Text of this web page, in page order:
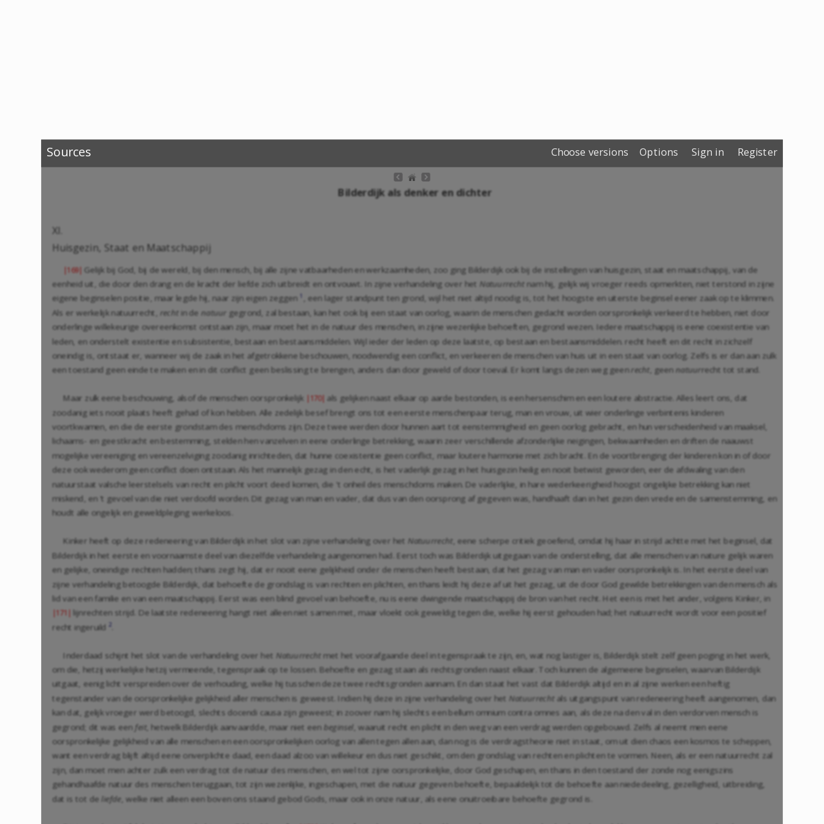
Sources Choose versions Options Sign in Register
Bilderdijk als denker en dichter
XI.
Huisgezin, Staat en Maatschappij
|169| Gelijk bij God, bij de wereld, bij den mensch, bij alle zijne vatbaarheden en werkzaamheden, zoo ging Bilderdijk ook bij de instellingen van huisgezin, staat en maatschappij, van de
eenheid uit, die door den drang en de kracht der liefde zich uitbreidt en ontvouwt. In zijne verhandeling over het Natuurrecht nam hij, gelijk wij vroeger reeds opmerkten, niet terstond in zijne
eigene beginselen positie, maar legde hij, naar zijn eigen zeggen 1 , een lager standpunt ten grond, wijl het niet altijd noodig is, tot het hoogste en uiterste beginsel eener zaak op te klimmen.
Als er werkelijk natuurrecht, recht in de natuur gegrond, zal bestaan, kan het ook bij een staat van oorlog, waarin de menschen gedacht worden oorspronkelijk verkeerd te hebben, niet door
onderlinge willekeurige overeenkomst ontstaan zijn, maar moet het in de natuur des menschen, in zijne wezenlijke behoeften, gegrond wezen. Iedere maatschappij is eene coexistentie van
leden, en onderstelt existentie en subsistentie, bestaan en bestaansmiddelen. Wijl ieder der leden op deze laatste, op bestaan en bestaansmiddelen. recht heeft en dit recht in zichzelf
oneindig is, ontstaat er, wanneer wij de zaak in het afgetrokkene beschouwen, noodwendig een conflict, en verkeeren de menschen van huis uit in een staat van oorlog. Zelfs is er dan aan zulk
een toestand geen einde te maken en in dit conflict geen beslissing te brengen, anders dan door geweld of door toeval. Er komt langs dezen weg geen recht , geen natuurrecht tot stand.
Maar zulk eene beschouwing, alsof de menschen oorspronkelijk |170| als gelijken naast elkaar op aarde bestonden, is een hersenschim en een loutere abstractie. Alles leert ons, dat
zoodanig iets nooit plaats heeft gehad of kon hebben. Alle zedelijk besef brengt ons tot een eerste menschenpaar terug, man en vrouw, uit wier onderlinge verbintenis kinderen
voortkwamen, en die de eerste grondstam des menschdoms zijn. Deze twee werden door hunnen aart tot eenstemmigheid en geen oorlog gebracht, en hun verscheidenheid van maaksel,
lichaams- en geestkracht en bestemming, stelden hen vanzelven in eene onderlinge betrekking, waarin zeer verschillende afzonderlijke neigingen, bekwaamheden en driften de naauwst
mogelijke vereeniging en vereenzelviging zoodanig inrichteden, dat hunne coexistentie geen conflict, maar loutere harmonie met zich bracht. En de voortbrenging der kinderen kon in of door
deze ook wederom geen conflict doen ontstaan. Als het mannelijk gezag in den echt, is het vaderlijk gezag in het huisgezin heilig en nooit betwist geworden, eer de afdwaling van den
natuurstaat valsche leerstelsels van recht en plicht voort deed komen, die 't onheil des menschdoms maken. De vaderlijke, in hare wederkeerigheid hoogst ongelijke betrekking kan niet
miskend, en 't gevoel van die niet verdoofd worden. Dit gezag van man en vader, dat dus van den oorsprong af gegeven was, handhaaft dan in het gezin den vrede en de samenstemming, en
houdt alle ongelijk en geweldpleging werkeloos.
Kinker heeft op deze redeneering van Bilderdijk in het slot van zijne verhandeling over het Natuurrecht , eene scherpe critiek geoefend, omdat hij haar in strijd achtte met het beginsel, dat
Bilderdijk in het eerste en voornaamste deel van diezelfde verhandeling aangenomen had. Eerst toch was Bilderdijk uitgegaan van de onderstelling, dat alle menschen van nature gelijk waren
en gelijke, oneindige rechten hadden; thans zegt hij, dat er nooit eene gelijkheid onder de menschen heeft bestaan, dat het gezag van man en vader oorspronkelijk is. In het eerste deel van
zijne verhandeling betoogde Bilderdijk, dat behoefte de grondslag is van rechten en plichten, en thans leidt hij deze af uit het gezag, uit de door God gewilde betrekkingen van den mensch als
lid van een familie en van een maatschappij. Eerst was een blind gevoel van behoefte, nu is eene dwingende maatschappij de bron van het recht. Het een is met het ander, volgens Kinker, in
|171| lijnrechten strijd. De laatste redeneering hangt niet alleen niet samen met, maar vloekt ook geweldig tegen die, welke hij eerst gehouden had; het natuurrecht wordt voor een positief
recht ingeruild
Inderdaad schijnt het slot van de verhandeling over het Natuurrecht met het voorafgaande deel in tegenspraak te zijn, en, wat nog lastiger is, Bilderdijk stelt zelf geen poging in het werk,
om die, hetzij werkelijke hetzij vermeende, tegenspraak op te lossen. Behoefte en gezag staan als rechtsgronden naast elkaar. Toch kunnen de algemeene beginselen, waarvan Bilderdijk
uitgaat, eenig licht verspreiden over de verhouding, welke hij tusschen deze twee rechtsgronden aannam. En dan staat het vast dat Bilderdijk altijd en in al zijne werken een heftig
tegenstander van de oorspronkelijke gelijkheid aller menschen is geweest. Indien hij deze in zijne verhandeling over het Natuurrecht als uitgangspunt van redeneering heeft aangenomen, dan
kan dat, gelijk vroeger werd betoogd, slechts docendi causa zijn geweest; in zoover nam hij slechts een bellum omnium contra omnes aan, als deze na den val in den verdorven mensch is
gegrond; dit was een feit , hetwelk Bilderdijk aanvaardde, maar niet een beginsel , waaruit recht en plicht in den weg van een verdrag werden opgebouwd. Zelfs al neemt men eene
oorspronkelijke gelijkheid van alle menschen en een oorspronkelijken oorlog van allen tegen allen aan, dan nog is de verdragstheorie niet in staat, om uit dien chaos een kosmos te scheppen,
want een verdrag blijft altijd eene onverplichte daad, een daad alzoo van willekeur en dus niet geschikt, om den grondslag van rechten en plichten te vormen. Neen, als er een natuurrecht zal
zijn, dan moet men achter zulk een verdrag tot de natuur des menschen, en wel tot zijne oorspronkelijke, door God geschapen, en thans in den toestand der zonde nog eenigszins
gehandhaafde natuur des menschen teruggaan, tot zijn wezenlijke, ingeschapen, met die natuur gegeven behoefte, bepaaldelijk tot de behoefte aan niededeeling, gezelligheid, uitbreiding,
dat is tot de liefde , welke niet alleen een boven ons staand gebod Gods, maar ook in onze natuur, als eene onuitroeibare behoefte gegrond is.